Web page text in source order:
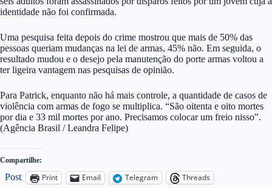
identidade não foi confirmada.
Uma pesquisa feita depois do crime mostrou que mais de 50% das
pessoas queriam mudanças na lei de armas, 45% não. Em seguida, o
resultado mudou e o desejo pela manutenção do porte armas voltou a
ter ligeira vantagem nas pesquisas de opinião.
Para Patrick, enquanto não há mais controle, a quantidade de casos de
violência com armas de fogo se multiplica. “São oitenta e oito mortes
por dia e 33 mil mortes por ano. Precisamos colocar um freio nisso”.
(Agência Brasil / Leandra Felipe)
Compartilhe:
Post Print Email Telegram Threads